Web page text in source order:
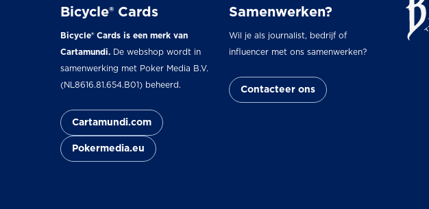
Bicycle® Cards
Bicycle® Cards is een merk van
Cartamundi. De webshop wordt in
samenwerking met Poker Media B.V.
(NL8616.81.654.B01) beheerd.
Cartamundi.com
Pokermedia.eu
Samenwerken?
Wil je als journalist, bedrijf of
influencer met ons samenwerken?
Contacteer ons